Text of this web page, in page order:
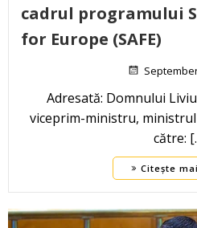
cadrul programului
for Europe (SAFE)
Adresată: Domnului
viceprim-ministru,
către:
Citește